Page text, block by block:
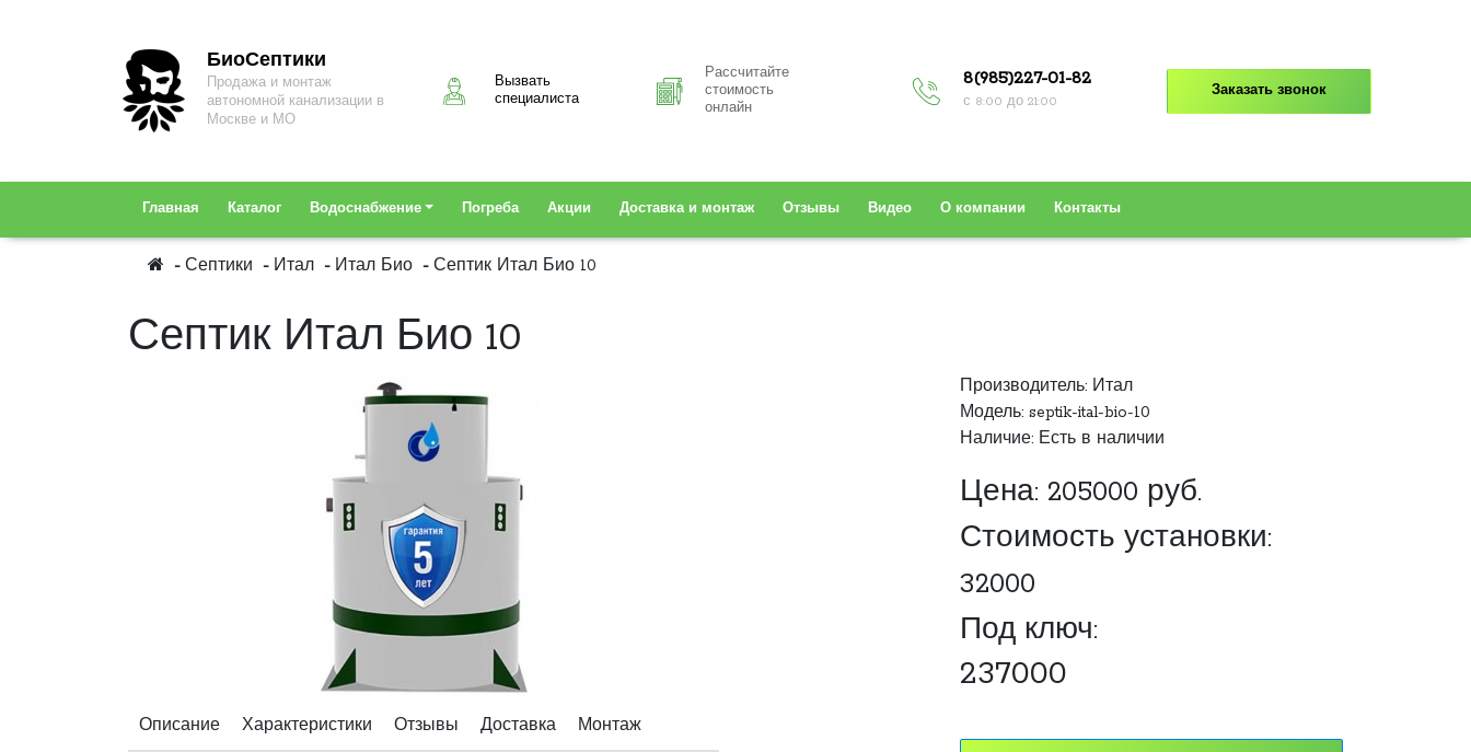
БиоСептики
Продажа и монтаж
автономной канализации в
Москве и МО
Вызвать
специалиста
Рассчитайте
стоимость
онлайн
8(985)227-01-82
с 8:00 до 21:00
Заказать звонок
Главная Каталог Водоснабжение Погреба Акции Доставка и монтаж Отзывы Видео О компании Контакты
Септики Итал Итал Био Септик Итал Био 10
Септик Итал Био 10
Описание Характеристики Отзывы Доставка Монтаж
Производитель: Итал
Модель: septik-ital-bio-10
Наличие: Есть в наличии
Цена: 205000 руб.
Стоимость установки:
32000
Под ключ:
237000